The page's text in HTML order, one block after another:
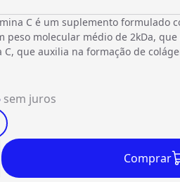
C é um suplemento formulado
peso molecular médio de 2kDa,
que auxilia na formação de
sem juros
Comprar